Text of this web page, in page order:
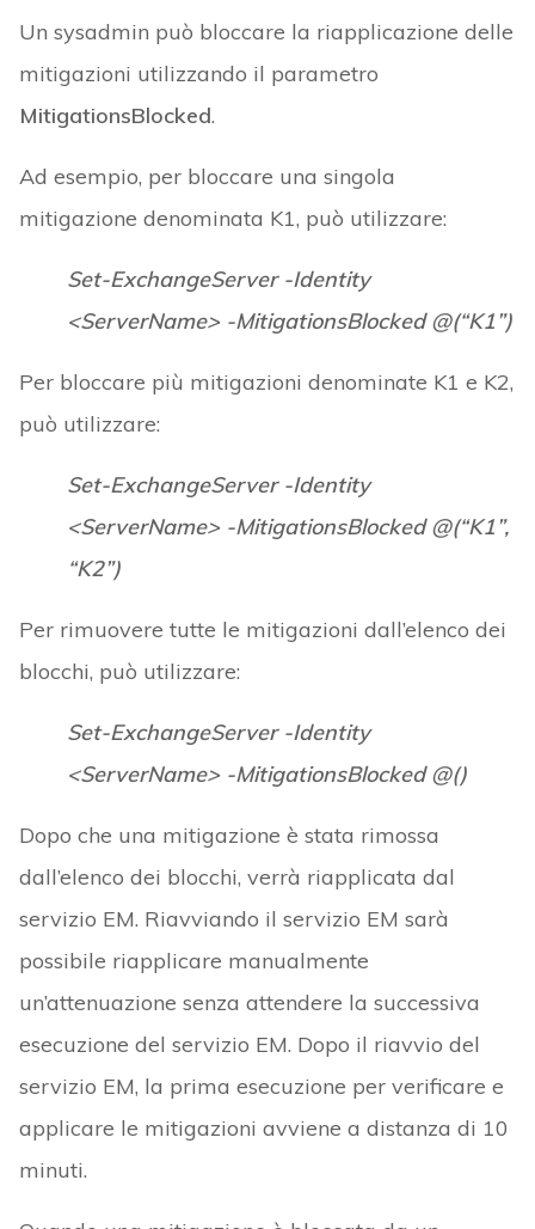
Un sysadmin può bloccare la riapplicazione delle
mitigazioni utilizzando il parametro
MitigationsBlocked.
Ad esempio, per bloccare una singola
mitigazione denominata K1, può utilizzare:
Set-ExchangeServer -Identity
<ServerName> -MitigationsBlocked @(“K1”)
Per bloccare più mitigazioni denominate K1 e K2,
può utilizzare:
Set-ExchangeServer -Identity
<ServerName> -MitigationsBlocked @(“K1”,
“K2”)
Per rimuovere tutte le mitigazioni dall’elenco dei
blocchi, può utilizzare:
Set-ExchangeServer -Identity
<ServerName> -MitigationsBlocked @()
Dopo che una mitigazione è stata rimossa
dall’elenco dei blocchi, verrà riapplicata dal
servizio EM. Riavviando il servizio EM sarà
possibile riapplicare manualmente
un’attenuazione senza attendere la successiva
esecuzione del servizio EM. Dopo il riavvio del
servizio EM, la prima esecuzione per verificare e
applicare le mitigazioni avviene a distanza di 10
minuti.